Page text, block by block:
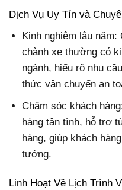
Dịch Vụ Uy Tín và
Kinh nghiệm lâu năm:
chành xe thường có
ngành, hiểu rõ nhu
thức vận chuyển an
Chăm sóc khách
hàng tận tình, hỗ trợ
hàng, giúp khách
tưởng.
Linh Hoạt Về Lịch Trình